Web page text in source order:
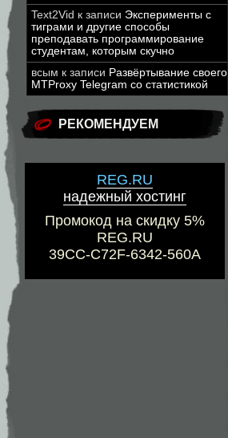
Text2Vid к записи Эксперименты с
тиграми и другие способы
преподавать программирование
студентам, которым скучно
всым к записи Развёртывание своего
MTProxy Telegram со статистикой
РЕКОМЕНДУЕМ
REG.RU
надежный хостинг
Промокод на скидку 5%
REG.RU
39CC-C72F-6342-560A